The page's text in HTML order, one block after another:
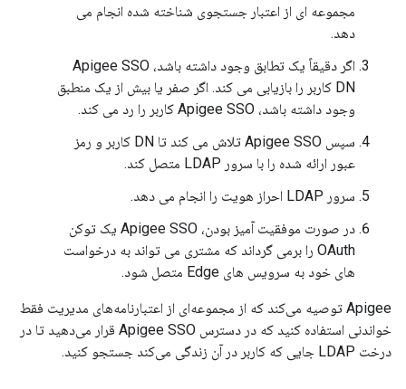
مجموعه ای از اعتبار جستجوی شناخته شده انجام می
دهد.
اگر دقیقاً یک تطابق وجود داشته باشد، Apigee SSO
DN کاربر را بازیابی می کند. اگر صفر یا بیش از یک منطبق
وجود داشته باشد، Apigee SSO کاربر را رد می کند.
سپس Apigee SSO تلاش می کند تا DN کاربر و رمز
عبور ارائه شده را با سرور LDAP متصل کند.
سرور LDAP احراز هویت را انجام می دهد.
در صورت موفقیت آمیز بودن، Apigee SSO یک توکن
OAuth را برمی گرداند که مشتری می تواند به درخواست
های خود به سرویس های Edge متصل شود.
Apigee توصیه می‌کند که از مجموعه‌ای از اعتبارنامه‌های مدیریت فقط
خواندنی استفاده کنید که در دسترس Apigee SSO قرار می‌دهید تا در
درخت LDAP جایی که کاربر در آن زندگی می‌کند جستجو کنید.